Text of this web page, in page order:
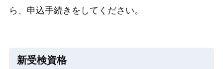
ら、申込手続きをしてください。
新受検資格